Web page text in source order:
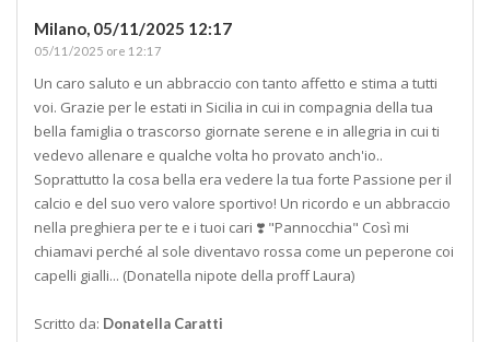
Milano, 05/11/2025 12:17
05/11/2025 ore 12:17
Un caro saluto e un abbraccio con tanto affetto e stima a tutti
voi. Grazie per le estati in Sicilia in cui in compagnia della tua
bella famiglia o trascorso giornate serene e in allegria in cui ti
vedevo allenare e qualche volta ho provato anch'io..
Soprattutto la cosa bella era vedere la tua forte Passione per il
calcio e del suo vero valore sportivo! Un ricordo e un abbraccio
nella preghiera per te e i tuoi cari ❣️ "Pannocchia" Così mi
chiamavi perché al sole diventavo rossa come un peperone coi
capelli gialli... (Donatella nipote della proff Laura)
Scritto da: Donatella Caratti